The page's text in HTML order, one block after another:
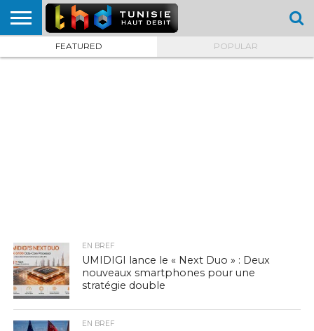
HOME
L’ACTUTHD
EN
PODCASTS
TEST
COMPARATIF
CARTE DE
CONTACT
FEATURED POPULAR
EN BREF
UMIDIGI lance le « Next Duo » : Deux
nouveaux smartphones pour une
stratégie double
EN BREF